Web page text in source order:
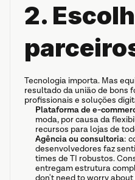
2.
Tecnologia importa. Mas
resultado da união de bons
profissionais e soluções
Plataforma de e-
moda, por causa da
recursos para lojas de
Agência ou consultoria:
desenvolvedores faz
times de TI robustos.
entregam estrutura